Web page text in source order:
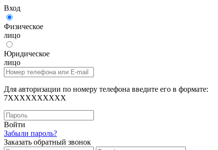
Вход
Физическое
лицо
Юридическое
лицо
Для авторизации по номеру телефона введите его в формате:
7XXXXXXXXXX
Войти
Забыли пароль?
Заказать обратный звонок